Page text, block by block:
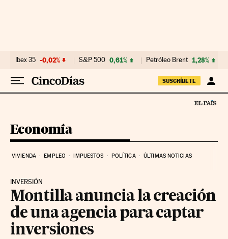
Ibex 35 -0,02% S&P 500 0,61% Petróleo Brent 1,28%
SUSCRÍBETE
Economía
VIVIENDA EMPLEO IMPUESTOS POLÍTICA ÚLTIMAS NOTICIAS
INVERSIÓN
Montilla anuncia la creación
de una agencia para captar
inversiones